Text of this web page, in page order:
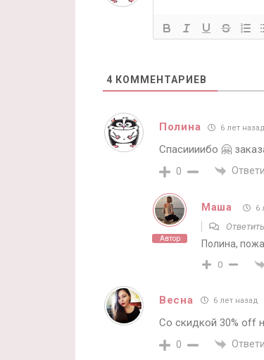
4 КОММЕНТАРИЕВ
Полина 6 лет назад
Спасиииибо 🤗
0
Автор
Маша 6
Полина,
0
Весна 6 лет назад
Со скидкой 30% off
0